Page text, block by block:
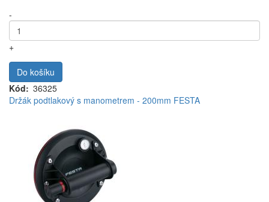
-
+
Do košíku
Kód
36325
Držák podtlakový s manometrem - 200mm FESTA